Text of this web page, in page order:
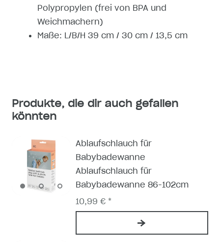
Polypropylen (frei von BPA und
Weichmachern)
Maße: L/B/H 39 cm / 30 cm / 13,5 cm
Produkte, die dir auch gefallen
könnten
Ablaufschlauch für
Babybadewanne
Ablaufschlauch für
Babybadewanne 86-102cm
10,99 € *